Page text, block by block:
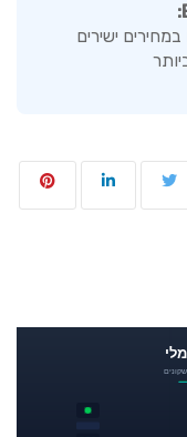
ישירים